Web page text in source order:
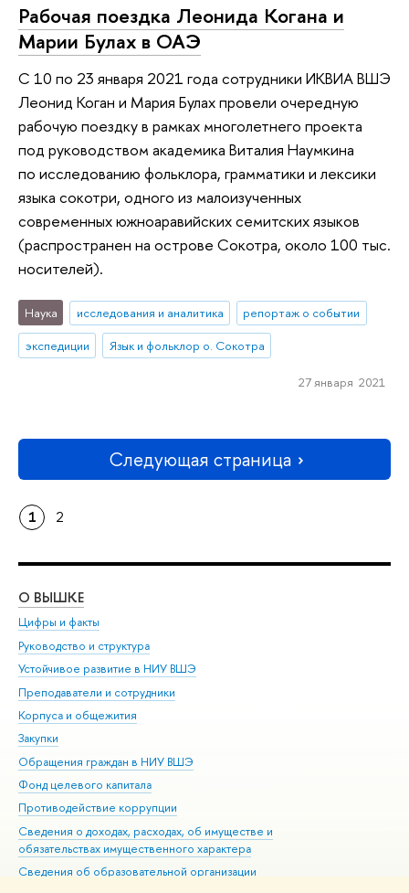
Рабочая поездка Леонида Когана и
Марии Булах в ОАЭ
C 10 по 23 января 2021 года сотрудники ИКВИА ВШЭ
Леонид Коган и Мария Булах провели очередную
рабочую поездку в рамках многолетнего проекта
под руководством академика Виталия Наумкина
по исследованию фольклора, грамматики и лексики
языка сокотри, одного из малоизученных
современных южноаравийских семитских языков
(распространен на острове Сокотра, около 100 тыс.
носителей).
Наука исследования и аналитика
репортаж о событии
экспедиции
Язык и фольклор о. Сокотра
27 января 2021
Следующая страница
1 2
О ВЫШКЕ
Цифры и факты
Руководство и структура
Устойчивое развитие в НИУ ВШЭ
Преподаватели и сотрудники
Корпуса и общежития
Закупки
Обращения граждан в НИУ ВШЭ
Фонд целевого капитала
Противодействие коррупции
Сведения о доходах, расходах, об имуществе и
обязательствах имущественного характера
Сведения об образовательной организации